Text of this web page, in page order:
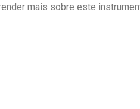
mais sobre este